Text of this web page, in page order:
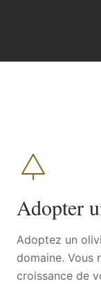
Adopter
Adoptez un
domaine. Vous
croissance de